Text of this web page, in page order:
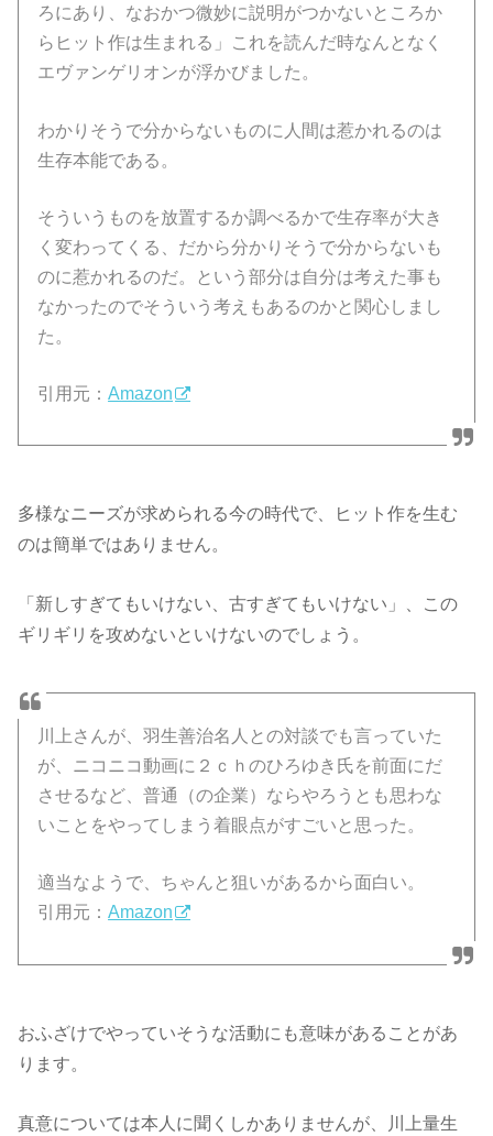
ろにあり、なおかつ微妙に説明がつかないところか
らヒット作は生まれる」これを読んだ時なんとなく
エヴァンゲリオンが浮かびました。
わかりそうで分からないものに人間は惹かれるのは
生存本能である。
そういうものを放置するか調べるかで生存率が大き
く変わってくる、だから分かりそうで分からないも
のに惹かれるのだ。という部分は自分は考えた事も
なかったのでそういう考えもあるのかと関心しまし
た。
引用元：Amazon
多様なニーズが求められる今の時代で、ヒット作を生む
のは簡単ではありません。
「新しすぎてもいけない、古すぎてもいけない」、この
ギリギリを攻めないといけないのでしょう。
川上さんが、羽生善治名人との対談でも言っていた
が、ニコニコ動画に２ｃｈのひろゆき氏を前面にだ
させるなど、普通（の企業）ならやろうとも思わな
いことをやってしまう着眼点がすごいと思った。
適当なようで、ちゃんと狙いがあるから面白い。
引用元：Amazon
おふざけでやっていそうな活動にも意味があることがあ
ります。
真意については本人に聞くしかありませんが、川上量生